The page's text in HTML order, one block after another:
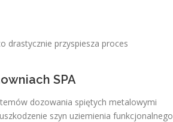
drastycznie przyspiesza proces
SPA
dozowania spiętych metalowymi
szyn uziemienia funkcjonalnego